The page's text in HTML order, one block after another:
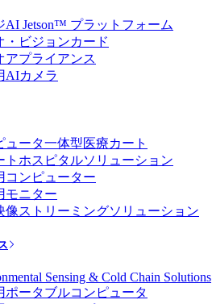
AI Jetson™ プラットフォーム
・ビジョンカード
アプライアンス
AIカメラ
ュータ一体型医療カート
トホスピタルソリューション
コンピューター
モニター
像ストリーミングソリューション
Sensing & Cold Chain Solutions
ポータブルコンピュータ